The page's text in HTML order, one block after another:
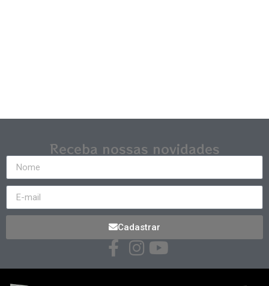
Receba nossas novidades
Cadastrar